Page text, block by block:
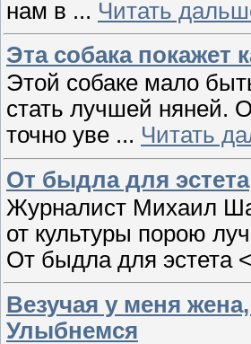
нам в ... Читать
Эта собака покажет
Этой собаке мало
стать лучшей няней.
точно уве ... Читать
От быдла для эстета
Журналист Михаил
от культуры порою
От быдла для эстета <
Везучая у меня
Улыбнемся